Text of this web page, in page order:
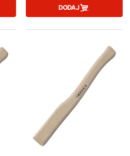
DODAJ